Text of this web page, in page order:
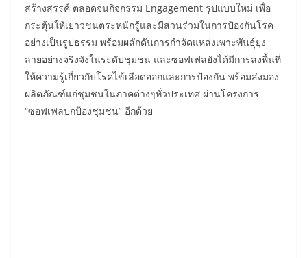
สร้างสรรค์ ตลอดจนกิจกรรม Engagement รูปแบบใหม่ เพื่อ
กระตุ้นให้เยาวชนตระหนักรู้และมีส่วนร่วมในการป้องกันโรค
อย่างเป็นรูปธรรม พร้อมผลักดันการกำจัดแหล่งเพาะพันธุ์ยุง
ลายอย่างจริงจังในระดับชุมชน และซอฟเฟลยังได้มีการลงพื้นที่
ให้ความรู้เกี่ยวกับโรคไข้เลือดออกและการป้องกัน พร้อมส่งมอง
ผลิตภัณฑ์แก่ชุมชนในภาคต่างๆทั่วประเทศ ผ่านโครงการ
“ซอฟเฟลปกป้องชุมชน” อีกด้วย